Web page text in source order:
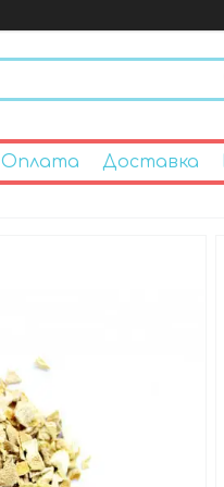
Оплата Доставка